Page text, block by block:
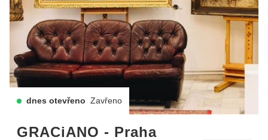
dnes otevřeno Zavřeno
GRACiANO - Praha